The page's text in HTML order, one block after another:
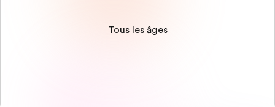
Tous les âges